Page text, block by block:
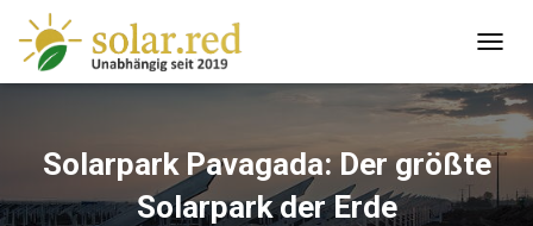
O
G
G
L
E
N
Solarpark Pavagada: Der größte
Solarpark der Erde